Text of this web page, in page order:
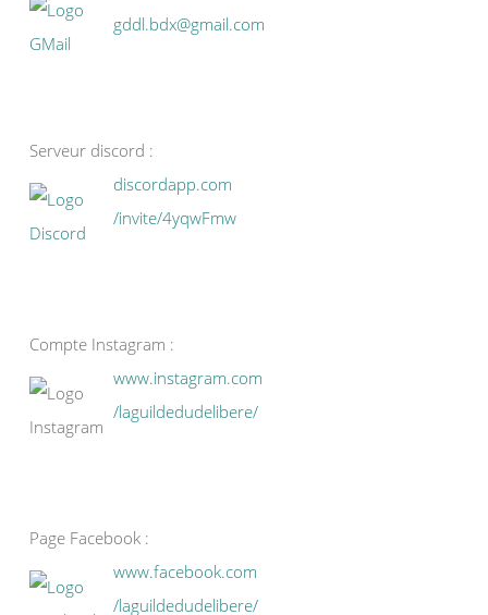
gddl.bdx@gmail.com
Serveur discord :
discordapp.com
/invite/4yqwFmw
Compte Instagram :
www.instagram.com
/laguildedudelibere/
Page Facebook :
www.facebook.com
/laguildedudelibere/